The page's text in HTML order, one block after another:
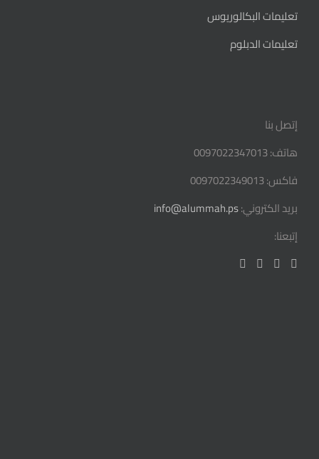
تعليمات البكالوريوس
تعليمات الدبلوم
إتصل بنا
هاتف: 0097022347013
فاكس: 0097022349013
بريد الكتروني:
إتبعنا: